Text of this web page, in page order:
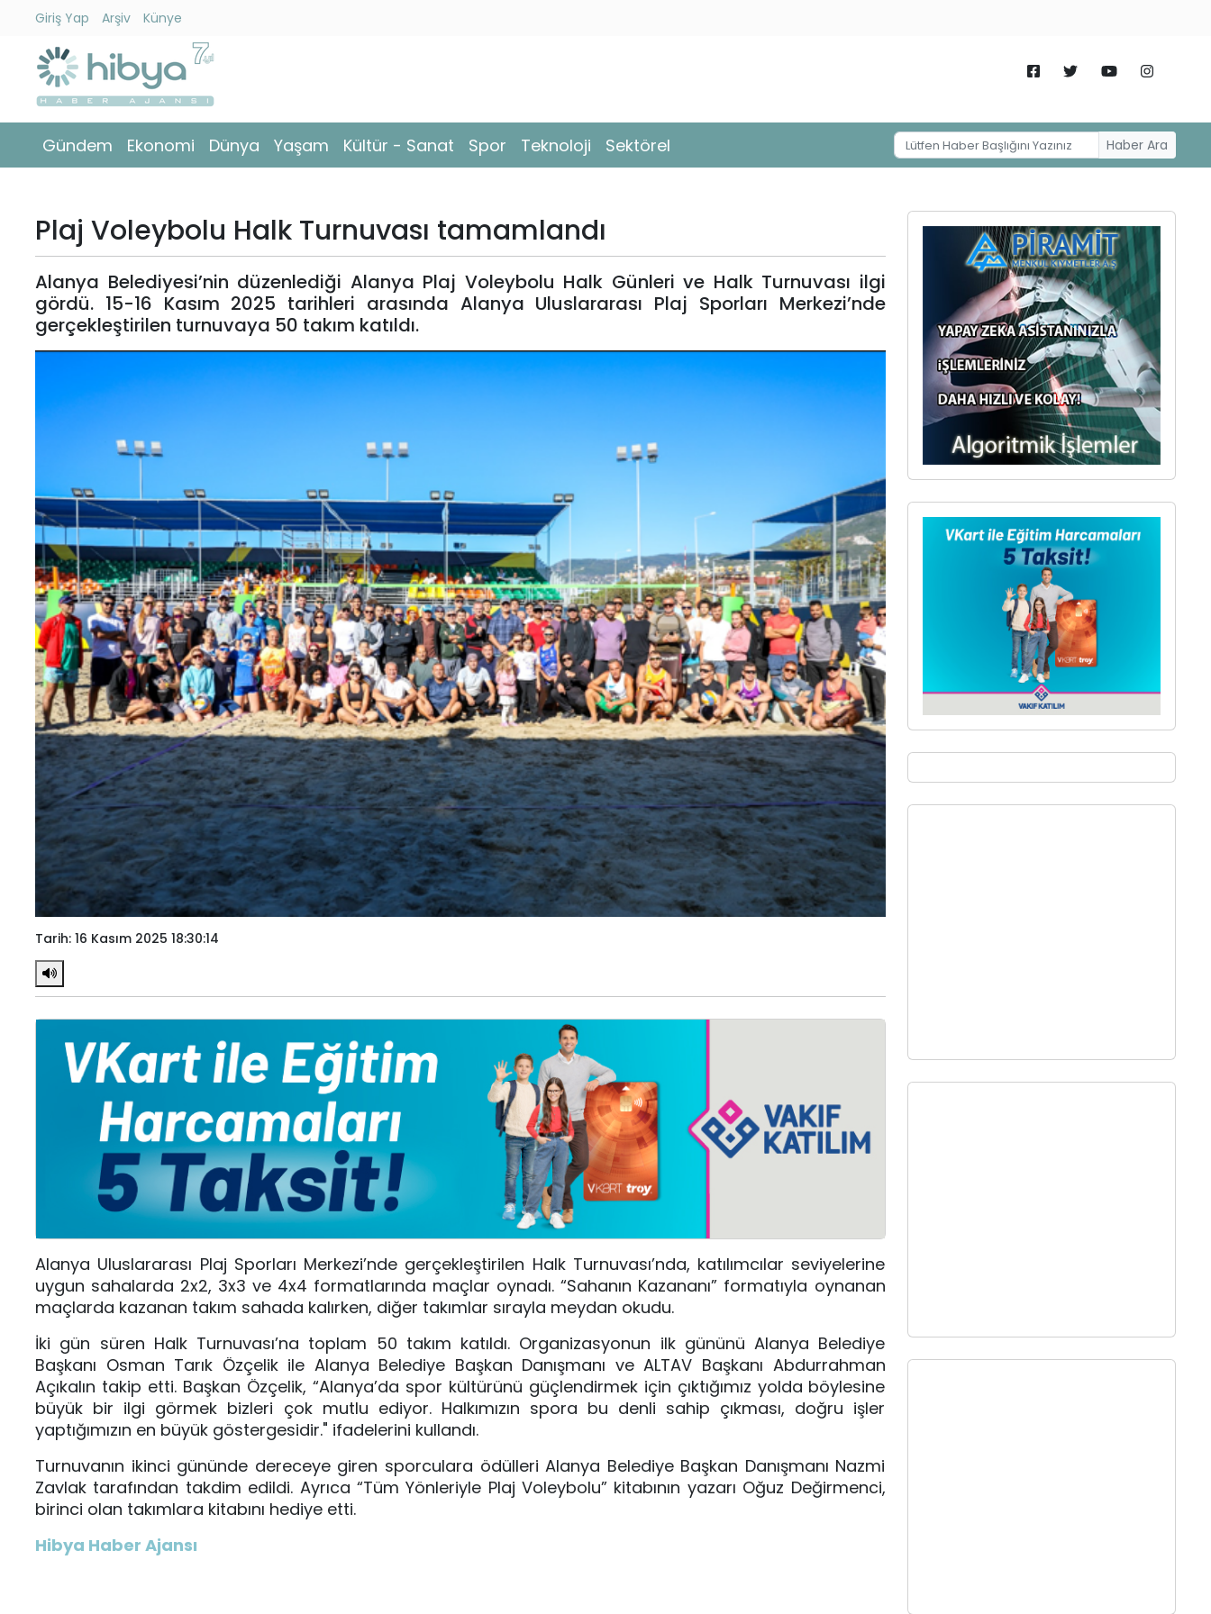
Giriş Yap Arşiv Künye
Gündem Ekonomi Dünya Yaşam Kültür - Sanat Spor Teknoloji Sektörel Haber Ara
Gündem
Ekonomi
Yaşam
Kültür
Sanat
Arşiv
Künye
Giriş
Yap
Plaj Voleybolu Halk Turnuvası tamamlandı
Alanya Belediyesi’nin düzenlediği Alanya Plaj Voleybolu Halk Günleri ve Halk Turnuvası ilgi
gördü. 15-16 Kasım 2025 tarihleri arasında Alanya Uluslararası Plaj Sporları Merkezi’nde
gerçekleştirilen turnuvaya 50 takım katıldı.
Tarih: 16 Kasım 2025 18:30:14
Alanya Uluslararası Plaj Sporları Merkezi’nde gerçekleştirilen Halk Turnuvası’nda, katılımcılar seviyelerine
uygun sahalarda 2x2, 3x3 ve 4x4 formatlarında maçlar oynadı. “Sahanın Kazananı” formatıyla oynanan
maçlarda kazanan takım sahada kalırken, diğer takımlar sırayla meydan okudu.
İki gün süren Halk Turnuvası’na toplam 50 takım katıldı. Organizasyonun ilk gününü Alanya Belediye
Başkanı Osman Tarık Özçelik ile Alanya Belediye Başkan Danışmanı ve ALTAV Başkanı Abdurrahman
Açıkalın takip etti. Başkan Özçelik, “Alanya’da spor kültürünü güçlendirmek için çıktığımız yolda böylesine
büyük bir ilgi görmek bizleri çok mutlu ediyor. Halkımızın spora bu denli sahip çıkması, doğru işler
yaptığımızın en büyük göstergesidir." ifadelerini kullandı.
Turnuvanın ikinci gününde dereceye giren sporculara ödülleri Alanya Belediye Başkan Danışmanı Nazmi
Zavlak tarafından takdim edildi. Ayrıca “Tüm Yönleriyle Plaj Voleybolu” kitabının yazarı Oğuz Değirmenci,
birinci olan takımlara kitabını hediye etti.
Hibya Haber Ajansı